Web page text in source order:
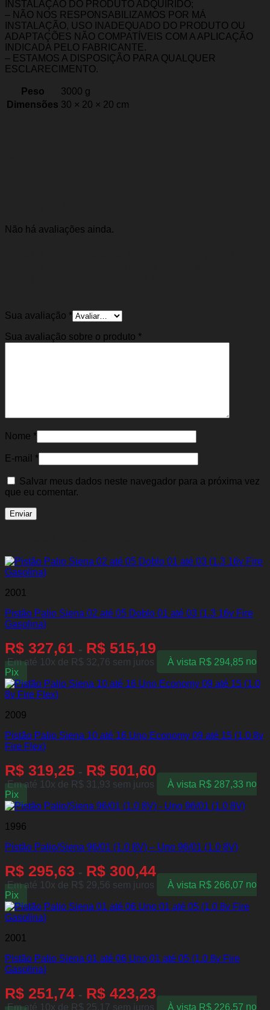
INSTALAÇÃO DO PRODUTO ADQUIRIDO;
– NÃO NOS RESPONSABILIZAMOS POR MÁ
INSTALAÇÃO, USO INADEQUADO DO PRODUTO OU
ADAPTAÇÕES NÃO COMPATÍVEIS COM A APLICAÇÃO
INDICADA PELO FABRICANTE.
– ESTAMOS A DISPOSIÇÃO PARA QUALQUER
ESCLARECIMENTO.
Peso
3000 g
Dimensões 30 × 20 × 20 cm
Não há avaliações ainda.
Sua avaliação *
Sua avaliação sobre o produto *
Nome *
E-mail *
Salvar meus dados neste navegador para a próxima vez
que eu comentar.
2001
Pistão Palio Siena 02 até 05 Doblo 01 até 03 (1.3 16v Fire
Gasolina)
R$ 327,61 - R$ 515,19
Em até 10x de R$ 32,76 sem juros À vista R$294,85 no
Pix
2009
Pistão Palio Siena 10 até 16 Uno Economy 09 até 15 (1.0 8v
Fire Flex)
R$ 319,25 - R$ 501,60
Em até 10x de R$ 31,93 sem juros À vista R$287,33 no
Pix
1996
Pistão Palio/Siena 96/01 (1.0 8V) – Uno 96/01 (1.0 8V)
R$ 295,63 - R$ 300,44
Em até 10x de R$ 29,56 sem juros À vista R$266,07 no
Pix
2001
Pistão Palio Siena 01 até 06 Uno 01 até 05 (1.0 8v Fire
Gasolina)
R$ 251,74 - R$ 423,23
Em até 10x de R$ 25,17 sem juros À vista R$226,57 no